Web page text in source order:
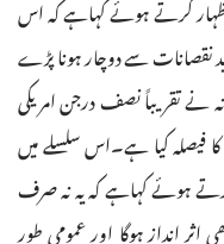
کرتے ہوئے کہاہے کہ اس
نقصانات سے دوچار ہونا پڑے
نے تقریباً نصف درجن امریکی
فیصلہ کیا ہے۔اس سلسلے میں
ہوئے کہاہے کہ یہ نہ صرف
اثر انداز ہوگا اور عمومی طور